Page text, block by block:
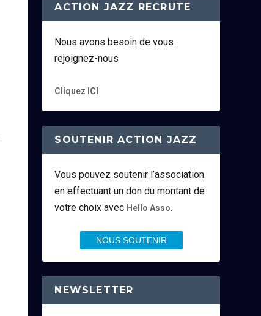
ACTION JAZZ RECRUTE
Nous avons besoin de vous :
rejoignez-nous
Cliquez ICI
SOUTENIR ACTION JAZZ
Vous pouvez soutenir l’association
en effectuant un don du montant de
votre choix avec Hello Asso.
NOUS SOUTENIR
NEWSLETTER